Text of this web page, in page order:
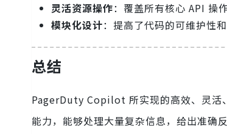
灵活资源操作：覆盖所有核心 API 操
模块化设计：提高了代码的可维护性和
总结
PagerDuty Copilot 所实现的高效、灵活
能力，能够处理大量复杂信息，给出准确